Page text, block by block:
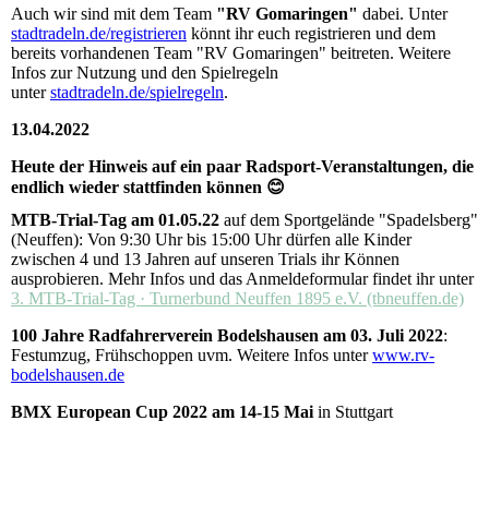
Auch wir sind mit dem Team "RV Gomaringen" dabei. Unter
stadtradeln.de/registrieren könnt ihr euch registrieren und dem
bereits vorhandenen Team "RV Gomaringen" beitreten. Weitere
Infos zur Nutzung und den Spielregeln
unterstadtradeln.de/spielregeln.
13.04.2022
Heute der Hinweis auf ein paar Radsport-Veranstaltungen, die
endlich wieder stattfinden können 😊
MTB-Trial-Tag am 01.05.22 auf dem Sportgelände "Spadelsberg"
(Neuffen): Von 9:30 Uhr bis 15:00 Uhr dürfen alle Kinder
zwischen 4 und 13 Jahren auf unseren Trials ihr Können
ausprobieren. Mehr Infos und das Anmeldeformular findet ihr unter
3. MTB-Trial-Tag · Turnerbund Neuffen 1895 e.V. (tbneuffen.de)
100 Jahre Radfahrerverein Bodelshausen am 03. Juli 2022:
Festumzug, Frühschoppen uvm. Weitere Infos unterwww.rv-
bodelshausen.de
BMX European Cup 2022 am 14-15 Mai in Stuttgart